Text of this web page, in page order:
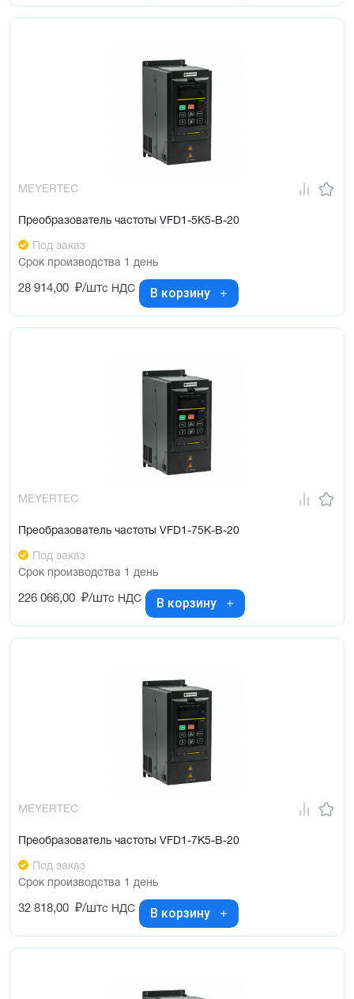
MEYERTEC
Преобразователь частоты VFD1-5K5-B-20
Под заказ
Срок производства 1 день
28 914,00 ₽/штс НДС В корзину
MEYERTEC
Преобразователь частоты VFD1-75K-B-20
Под заказ
Срок производства 1 день
226 066,00 ₽/штс НДС В корзину
MEYERTEC
Преобразователь частоты VFD1-7K5-B-20
Под заказ
Срок производства 1 день
32 818,00 ₽/штс НДС В корзину